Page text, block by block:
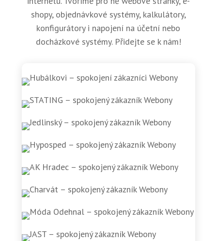
shopy, objednávkové systémy, kalkulátory,
konfigurátory i napojení na účetní nebo
docházkové systémy. Přidejte se k nám!